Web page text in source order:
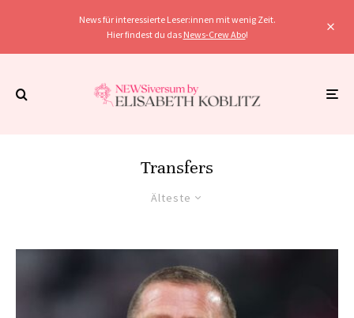
News für interessierte Leser:innen mit wenig Zeit.
Hier findest du das News-Crew Abo!
Transfers
Älteste